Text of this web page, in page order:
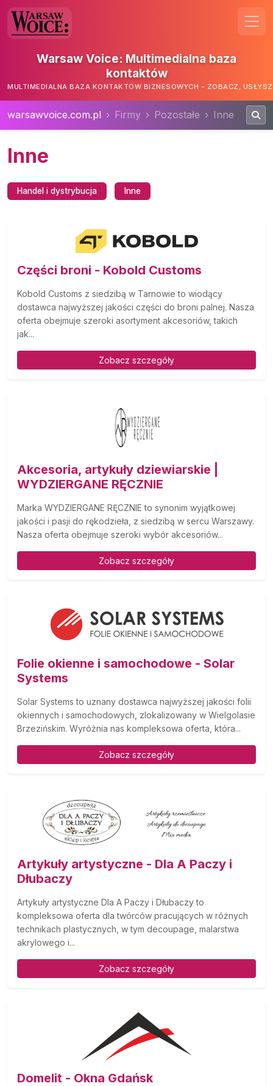
Warsaw Voice: Multimedialna baza
kontaktów
MULTIMEDIALNA BAZA KONTAKTÓW BIZNESOWYCH - ZOBACZ,
warsawvoice.com.pl Firmy Pozostałe Inne
Inne
Handel i dystrybucja Inne
Części broni - Kobold Customs
Kobold Customs z siedzibą w Tarnowie to wiodący
dostawca najwyższej jakości części do broni palnej. Nasza
oferta obejmuje szeroki asortyment akcesoriów, takich
jak...
Zobacz szczegóły
Akcesoria, artykuły dziewiarskie |
WYDZIERGANE RĘCZNIE
Marka WYDZIERGANE RĘCZNIE to synonim wyjątkowej
jakości i pasji do rękodzieła, z siedzibą w sercu Warszawy.
Nasza oferta obejmuje szeroki wybór akcesoriów...
Zobacz szczegóły
Folie okienne i samochodowe - Solar
Systems
Solar Systems to uznany dostawca najwyższej jakości folii
okiennych i samochodowych, zlokalizowany w Wielgolasie
Brzezińskim. Wyróżnia nas kompleksowa oferta, która...
Zobacz szczegóły
Artykuły artystyczne - Dla A Paczy i
Dłubaczy
Artykuły artystyczne Dla A Paczy i Dłubaczy to
kompleksowa oferta dla twórców pracujących w różnych
technikach plastycznych, w tym decoupage, malarstwa
akrylowego i...
Zobacz szczegóły
Domelit - Okna Gdańsk